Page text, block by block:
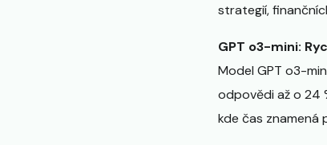
strategií,
GPT o3-mini:
Model GPT o3-
odpovědi až o 24
kde čas znamená